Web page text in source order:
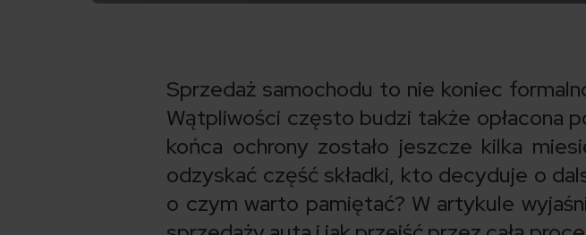
Sprzedaż samochodu to nie koniec
Wątpliwości często budzi także opłacona
końca ochrony zostało jeszcze kilka
odzyskać część składki, kto decyduje o
o czym warto pamiętać? W artykule